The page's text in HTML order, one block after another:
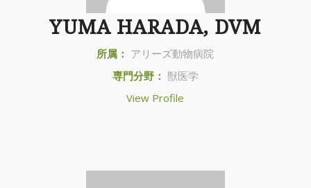
YUMA HARADA, DVM
所属： アリーズ動物病院
専門分野： 獣医学
View Profile